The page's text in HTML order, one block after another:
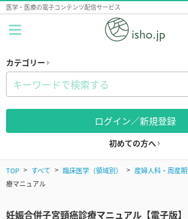
医学・医療の電子コンテンツ配信サービス
カテゴリー
ログイン／新規登録
初めての方へ
TOP すべて 臨床医学（領域別） 産婦人科・周産期
療マニュアル
妊娠合併子宮頸癌診療マニュアル【電子版】